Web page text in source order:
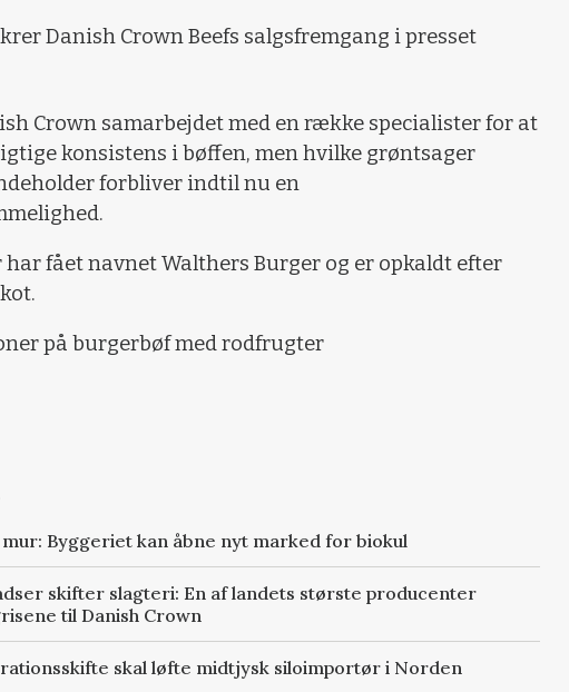
Danish Crown Beefs salgsfremgang i presset
Crown samarbejdet med en række specialister for at
konsistens i bøffen, men hvilke grøntsager
forbliver indtil nu en
har fået navnet Walthers Burger og er opkaldt efter
på burgerbøf med rodfrugter
Byggeriet kan åbne nyt marked for biokul
skifter slagteri: En af landets største producenter
til Danish Crown
skal løfte midtjysk siloimportør i Norden